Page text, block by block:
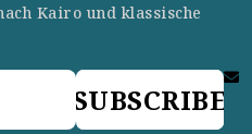
Kairo und klassische
SUBSCRIBE